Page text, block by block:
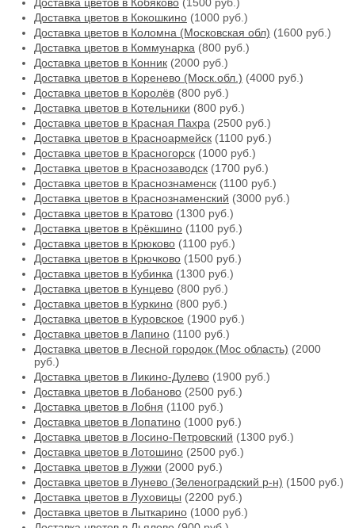
Доставка цветов в Кокошкино (1000 руб.)
Доставка цветов в Коломна (Московская обл) (1600 руб.)
Доставка цветов в Коммунарка (800 руб.)
Доставка цветов в Конник (2000 руб.)
Доставка цветов в Коренево (Моск.обл.) (4000 руб.)
Доставка цветов в Королёв (800 руб.)
Доставка цветов в Котельники (800 руб.)
Доставка цветов в Красная Пахра (2500 руб.)
Доставка цветов в Красноармейск (1100 руб.)
Доставка цветов в Красногорск (1000 руб.)
Доставка цветов в Краснозаводск (1700 руб.)
Доставка цветов в Краснознаменск (1100 руб.)
Доставка цветов в Краснознаменский (3000 руб.)
Доставка цветов в Кратово (1300 руб.)
Доставка цветов в Крёкшино (1100 руб.)
Доставка цветов в Крюково (1100 руб.)
Доставка цветов в Крючково (1500 руб.)
Доставка цветов в Кубинка (1300 руб.)
Доставка цветов в Кунцево (800 руб.)
Доставка цветов в Куркино (800 руб.)
Доставка цветов в Куровское (1900 руб.)
Доставка цветов в Лапино (1100 руб.)
Доставка цветов в Лесной городок (Мос область) (2000
руб.)
Доставка цветов в Ликино-Дулево (1900 руб.)
Доставка цветов в Лобаново (2500 руб.)
Доставка цветов в Лобня (1100 руб.)
Доставка цветов в Лопатино (1000 руб.)
Доставка цветов в Лосино-Петровский (1300 руб.)
Доставка цветов в Лотошино (2500 руб.)
Доставка цветов в Лужки (2000 руб.)
Доставка цветов в Лунево (Зеленоградский р-н) (1500 руб.)
Доставка цветов в Луховицы (2200 руб.)
Доставка цветов в Лыткарино (1000 руб.)